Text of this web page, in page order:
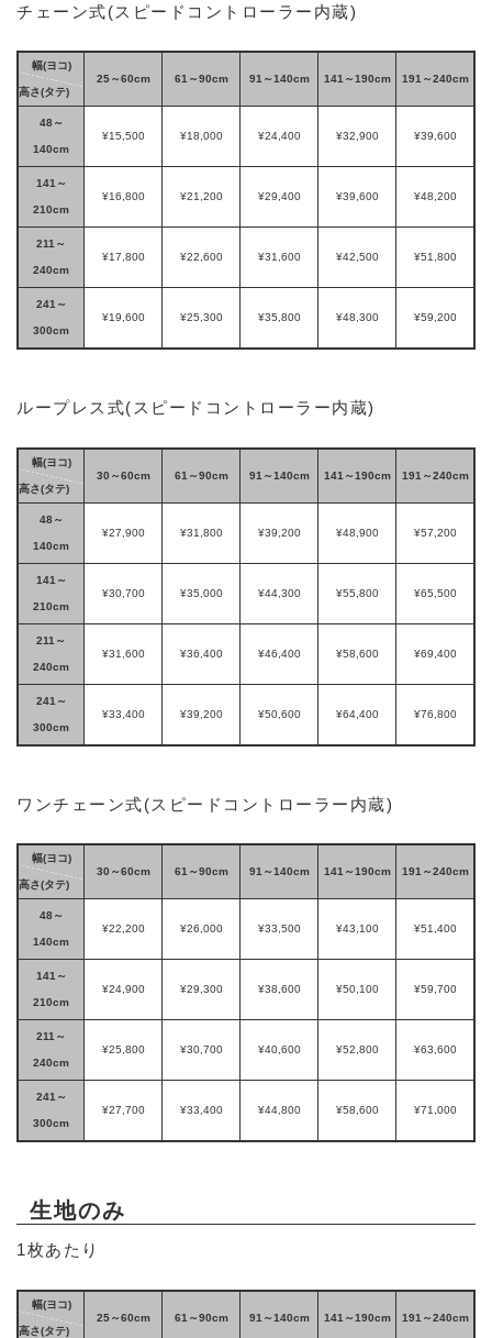
チェーン式(スピードコントローラー内蔵)
幅(ヨコ)
高さ(タテ)
25～60cm 61～90cm 91～140cm 141～190cm 191～240cm
48～
140cm
¥15,500 ¥18,000 ¥24,400 ¥32,900 ¥39,600
141～
210cm
¥16,800 ¥21,200 ¥29,400 ¥39,600 ¥48,200
211～
240cm
¥17,800 ¥22,600 ¥31,600 ¥42,500 ¥51,800
241～
300cm
¥19,600 ¥25,300 ¥35,800 ¥48,300 ¥59,200
ループレス式(スピードコントローラー内蔵)
幅(ヨコ)
高さ(タテ)
30～60cm 61～90cm 91～140cm 141～190cm 191～240cm
48～
140cm
¥27,900 ¥31,800 ¥39,200 ¥48,900 ¥57,200
141～
210cm
¥30,700 ¥35,000 ¥44,300 ¥55,800 ¥65,500
211～
240cm
¥31,600 ¥36,400 ¥46,400 ¥58,600 ¥69,400
241～
300cm
¥33,400 ¥39,200 ¥50,600 ¥64,400 ¥76,800
ワンチェーン式(スピードコントローラー内蔵)
幅(ヨコ)
高さ(タテ)
30～60cm 61～90cm 91～140cm 141～190cm 191～240cm
48～
140cm
¥22,200 ¥26,000 ¥33,500 ¥43,100 ¥51,400
141～
210cm
¥24,900 ¥29,300 ¥38,600 ¥50,100 ¥59,700
211～
240cm
¥25,800 ¥30,700 ¥40,600 ¥52,800 ¥63,600
241～
300cm
¥27,700 ¥33,400 ¥44,800 ¥58,600 ¥71,000
生地のみ
1枚あたり
幅(ヨコ)
高さ(タテ)
25～60cm 61～90cm 91～140cm 141～190cm 191～240cm